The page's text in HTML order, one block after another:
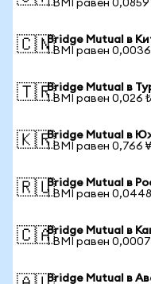
1 BMI равен 0,0859
🇨🇳Bridge Mutual в
1 BMI равен
🇹🇷Bridge Mutual в
1 BMI равен 0,026 ₺
🇰🇷Bridge Mutual в
1 BMI равен 0,766
🇷🇺Bridge Mutual в
1 BMI равен
🇨🇦Bridge Mutual в
1 BMI равен
Bridge Mutual в